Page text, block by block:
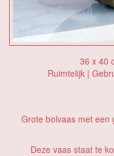
36 x 40
Ruimtelijk |
Grote bolvaas met een
Deze vaas staat te